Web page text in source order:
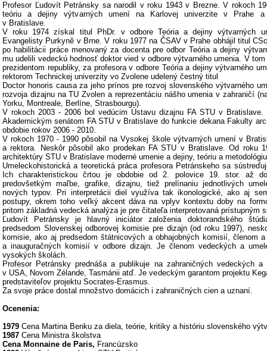
Profesor Ľudovít Petránsky sa narodil v roku 1943 v Brezne. V rokoch
teóriu a dejiny výtvarných umení na Karlovej univerzite v Prahe a
v Bratislave.
V roku 1974 získal titul PhDr. v odbore Teória a dejiny výtvarných
Evangelisty Purkyně v Brne. V roku 1977 na ČSAV v Prahe obhájil titul
po habilitácii práce menovaný za docenta pre odbor Teória a dejiny
mu udelili vedeckú hodnosť doktor vied v odbore výtvarného umenia. V
prezidentom republiky, za profesora v odbore Teória a dejiny výtvarného
rektorom Technickej univerzity vo Zvolene udelený čestný titul
Doctor honoris causa za jeho prínos pre rozvoj slovenského výtvarného
rozvoja dizajnu na TU Zvolen a reprezentáciu nášho umenia v zahraničí
Yorku, Montreale, Berlíne, Strasbourgu).
V rokoch 2003 - 2006 bol vedúcim Ústavu dizajnu FA STU v
Akademickým senátom FA STU v Bratislave do funkcie dekana Fakulty
obdobie rokov 2006 - 2010.
V rokoch 1970 - 1990 pôsobil na Vysokej škole výtvarných umení v
a rektora. Neskôr pôsobil ako prodekan FA STU v Bratislave. Od roku
architektúry STU v Bratislave moderné umenie a dejiny, teóriu a
Umeleckohistorická a teoretická práca profesora Petránskeho sa
Ich charakteristickou črtou je obdobie od 2. polovice 19. stor. až
predovšetkým maľbe, grafike, dizajnu, tiež prelínaniu jednotlivých
nových typov. Pri interpretácii diel využíva tak ikonologické, ako aj
postupy, okrem toho veľký akcent dáva na vplyv kontextu doby na
pritom základná vedecká analýza je pre čitateľa interpretovaná prístupným
Ľudovít Petránsky je hlavný iniciátor založenia doktorandského
predsedom Slovenskej odborovej komisie pre dizajn (od roku 1997),
komisie, ako aj predsedom štátnicových a obhajobných komisií, členom
a inauguračných komisií v odbore dizajn. Je členom vedeckých a
vysokých školách.
Profesor Petránsky prednáša a publikuje na zahraničných vedeckých a
v USA, Novom Zélande, Tasmánii atď. Je vedeckým garantom projektu
predstaviteľov projektu Socrates-Erasmus.
Za svoje práce dostal množstvo domácich i zahraničných cien a uznaní.
Ocenenia:
1979 Cena Martina Benku za diela, teórie, kritiky a históriu slovenského
1987 Cena Ministra školstva
Cena Monnaine de Paris, Francúzsko